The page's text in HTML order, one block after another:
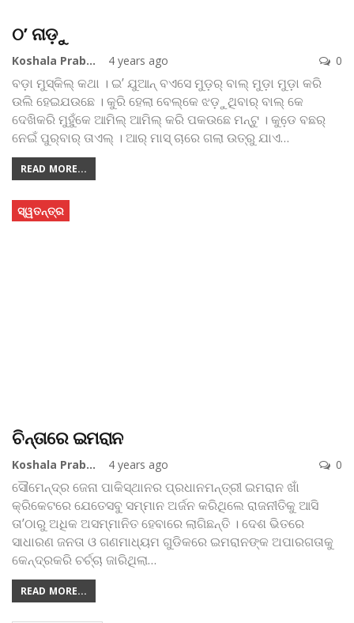
ଠ’ ନାଡ଼ୁ
Koshala Prabaha 4 years ago 0
ବଡ଼ା ମୁସ୍‌କିଲ୍‌ କଥା । ଇ’ ଯୁଆନ୍‌ ବଏସେ ମୁଡ଼ର୍‌ ବାଲ୍‌ ମୁଡ଼ା ମୁଡ଼ା କରି
ଉଲି ହେଇଯଉଛେ । କୁରି ହେଲା ବେଲ୍‌କେ ଝଡ଼ୁଥିବାର୍‌ ବାଲ୍‌ କେ
ଦେଖିକରି ମୁହୁଁକେ ଆମିଲ୍‌ ଆମିଲ୍‌ କରି ପକଉଛେ ମନ୍‌ଟୁ । କୁଡେ଼ ବଛର୍‌
ନେଇଁ ପୁର୍‌ବାର୍‌ ତାଏଲ୍‌ । ଆର୍‌ ମାସ୍‌ ଚାରେ ଗଲା ଉତ୍‌ରୁ ଯାଏ…
READ MORE...
ସ୍ୱତନ୍ତ୍ର
ଚିନ୍ତାରେ ଇମରାନ
Koshala Prabaha 4 years ago 0
ସୌମେନ୍ଦ୍ର ଜେନା ପାକିସ୍ଥାନର ପ୍ରଧାନମନ୍ତ୍ରୀ ଇମରାନ ଖାଁ
କ୍ରିକେଟରେ ଯେତେସବୁ ସମ୍ମାନ ଅର୍ଜନ କରିଥିଲେ ରାଜନୀତିକୁ ଆସି
ତା’ଠାରୁ ଅଧିକ ଅସମ୍ମାନିତ ହେବାରେ ଲାଗିଛନ୍ତି । ଦେଶ ଭିତରେ
ସାଧାରଣ ଜନତା ଓ ଗଣମାଧ୍ୟମ ଗୁଡିକରେ ଇମରାନଙ୍କ ଅପାରଗତାକୁ
କେନ୍ଦ୍ରକରି ଚର୍ଚ୍ଚା ଜାରିଥିଲା…
READ MORE...